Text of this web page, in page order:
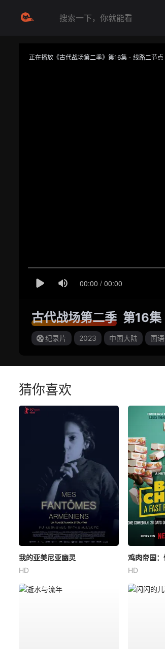
正在播放《古代战场第二季》第16集 - 线路二节点
古代战场第二季 第16集
纪录片 2023 中国大陆 国语
猜你喜欢
我的亚美尼亚幽灵
HD
鸡肉帝国
HD